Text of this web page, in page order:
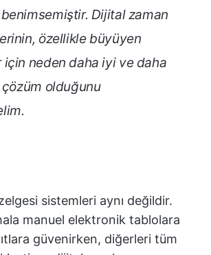
benimsemiştir. Dijital zaman
özellikle büyüyen
için neden daha iyi ve daha
çözüm olduğunu
sistemleri aynı değildir.
manuel elektronik tablolara
güvenirken, diğerleri tüm